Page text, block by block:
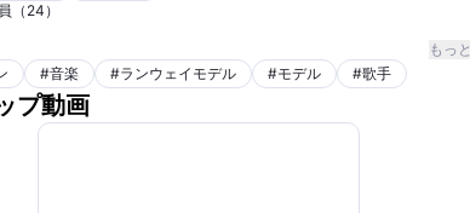
（24）
（Tiktok▶︎アニソン YouTube・ニコニコ▶︎ボカロ etc…）
）
もっ
#音楽 #ランウェイモデル #モデル #歌手
プ動画